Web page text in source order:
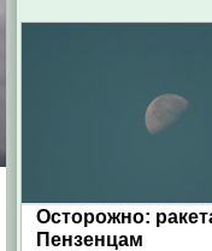
Осторожно:
Пензенцам